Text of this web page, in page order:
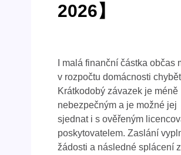
2026】
I malá finanční částka občas
v rozpočtu domácnosti
Krátkodobý závazek je méně
nebezpečným a je možné jej
sjednat i s ověřeným
poskytovatelem. Zaslání
žádosti a následné splácení